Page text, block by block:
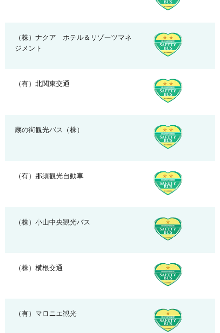
（株）ナクア ホテル＆リゾーツマネ
ジメント
（有）北関東交通
蔵の街観光バス（株）
（有）那須観光自動車
（株）小山中央観光バス
（株）横根交通
（有）マロニエ観光